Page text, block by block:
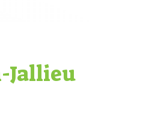
Jallieu